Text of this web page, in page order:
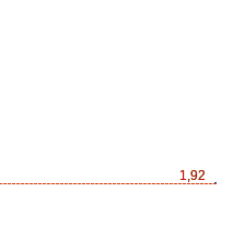
1,92
1,92